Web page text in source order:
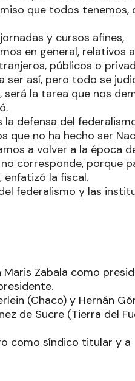
que todos tenemos,
y cursos afines,
en general, relativos
públicos o
ser así, pero todo se
la tarea que nos
defensa del
que no ha hecho ser
a volver a la época
corresponde, porque
la fiscal.
federalismo y las
Zabala como
(Chaco) y Hernán
de Sucre (Tierra del
como síndico titular y a